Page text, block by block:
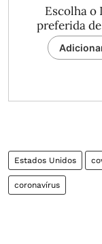
Escolha
preferida
Estados Unidos
coronavírus